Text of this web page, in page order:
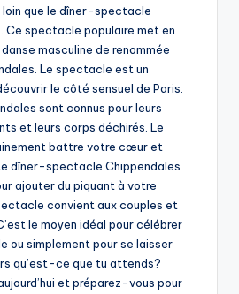
loin que le dîner-spectacle
Ce spectacle populaire met en
masculine de renommée
Le spectacle est un
le côté sensuel de Paris.
sont connus pour leurs
et leurs corps déchirés. Le
battre votre cœur et
dîner-spectacle Chippendales
ajouter du piquant à votre
convient aux couples et
le moyen idéal pour célébrer
ou simplement pour se laisser
qu’est-ce que tu attends?
et préparez-vous pour